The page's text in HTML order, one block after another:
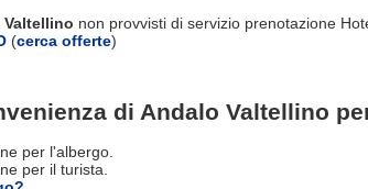
non provvisti di servizio prenotazione
(cerca offerte)
di Andalo Valtellino
per l'albergo.
per il turista.